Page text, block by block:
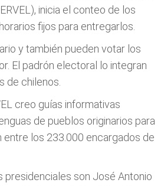
inicia el conteo de los
fijos para entregarlos.
y también pueden votar los
El padrón electoral lo integran
de chilenos.
creo guías informativas
de pueblos originarios para
entre los 233.000 encargados de
presidenciales son José Antonio